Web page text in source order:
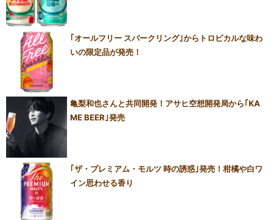
｢オールフリー スパークリング｣からトロピカルな味わ
いの限定品が発売！
亀梨和也さんと共同開発！アサヒ空想開発局から｢KA
ME BEER｣発売
｢ザ・プレミアム・モルツ 時の誘惑｣発売！柑橘や白ワ
イン思わせる香り